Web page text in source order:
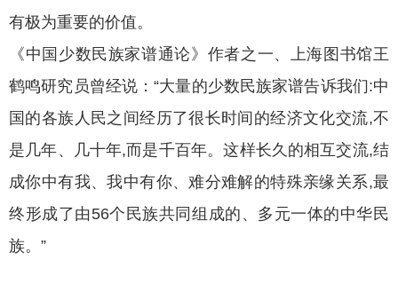
有极为重要的价值。
《中国少数民族家谱通论》作者之一、上海图书馆王
鹤鸣研究员曾经说：“大量的少数民族家谱告诉我们:中
国的各族人民之间经历了很长时间的经济文化交流,不
是几年、几十年,而是千百年。这样长久的相互交流,结
成你中有我、我中有你、难分难解的特殊亲缘关系,最
终形成了由56个民族共同组成的、多元一体的中华民
族。”